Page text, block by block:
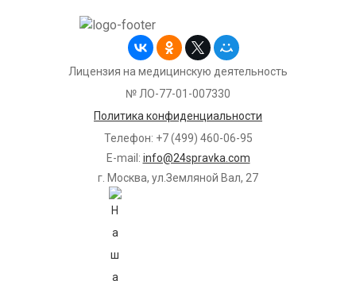
Лицензия на медицинскую деятельность
№ ЛО-77-01-007330
Политика конфиденциальности
Телефон: +7 (499) 460-06-95
E-mail: info@24spravka.com
г. Москва, ул.Земляной Вал, 27